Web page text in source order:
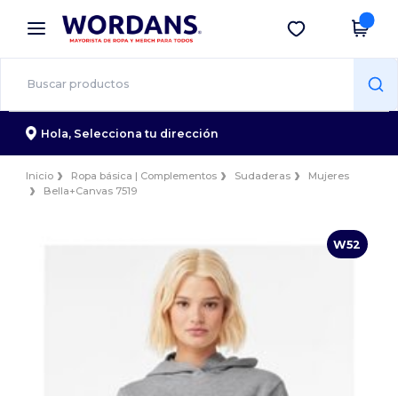
× App de Wordans
¡Mejores precios en app!
Descargar app
Hola, Selecciona tu dirección
Inicio Ropa básica | Complementos Sudaderas
Mujeres
Bella+Canvas 7519
W52